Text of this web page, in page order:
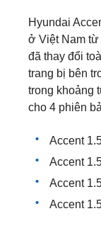
Hyundai
ở Việt Nam
đã thay đổi
trang bị bên
trong khoảng
cho 4 phiên
Accent
Accent
Accent
Accent